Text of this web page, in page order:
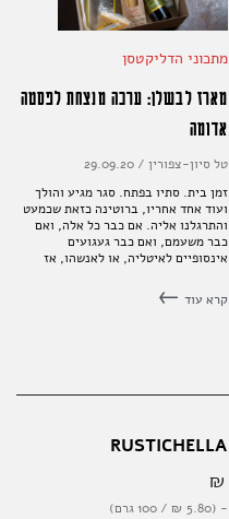
מתכוני הדליקטסן
מארז לבשלן: ערכה מנצחת לפסטה
אדומה
טל סיון-צפורין /
29.09.20
זמן בית. סתיו בפתח. סגר מגיע והולך
ועוד אחד אחריו, ברוטינה כזאת שכמעט
והתרגלנו אליה. אם כבר כל אלה, ואם
כבר משעמם, ואם כבר געגועים
אינסופיים לאיטליה, או לאנשהו, אז
עכשיו. ערכה מיוחדת מהדליקטסן נחתה
אצל טל סיון שבישלה והתמוגגה.
קרא עוד